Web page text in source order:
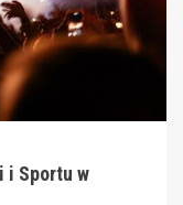
i Sportu w